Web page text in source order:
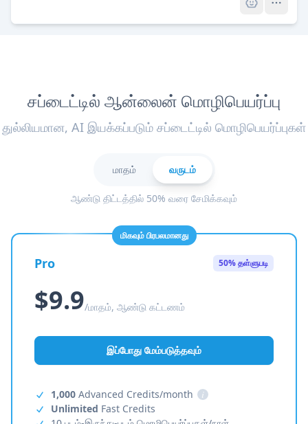
சப்டைட்டில் ஆன்லைன் மொழிபெயர்ப்பு
துல்லியமான, AI இயக்கப்படும் சப்டைட்டில் மொழிபெயர்ப்புகள்
மாதம் வருடம்
ஆண்டு திட்டத்தில் 50% வரை சேமிக்கவும்
மிகவும் பிரபலமானது
Pro 50% தள்ளுபடி
$9.9/மாதம், ஆண்டு கட்டணம்
இப்போது மேம்படுத்தவும்
1,000 Advanced Credits/month
i
Unlimited Fast Credits